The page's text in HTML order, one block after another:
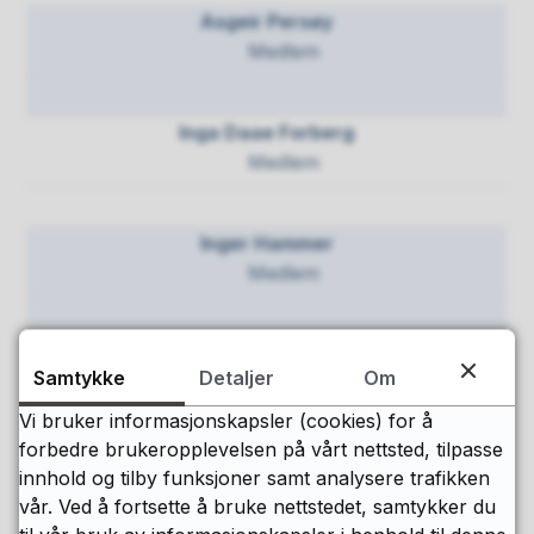
Asgeir Persøy
Medlem
Inga Daae Forberg
Medlem
Inger Hammer
Medlem
Varamedlem
Møter for Kai Lennert
Johansen
Jon Ludvig Gjemble
Varamedlem
Samtykke Detaljer
Om
Vi bruker informasjonskapsler (cookies) for å
forbedre brukeropplevelsen på vårt nettsted, tilpasse
innhold og tilby funksjoner samt analysere trafikken
vår. Ved å fortsette å bruke nettstedet, samtykker du